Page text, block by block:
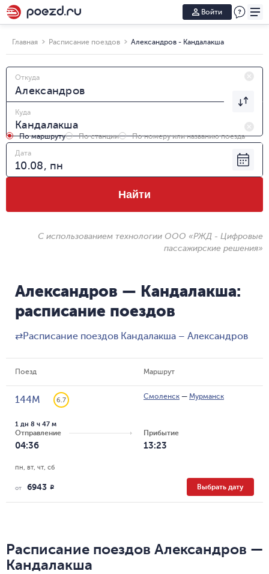
Войти
Главная Расписание поездов Александров - Кандалакша
Откуда
Куда
По маршруту По станции
По номеру или названию поезда
Дата
Найти
С использованием технологии ООО «РЖД - Цифровые
пассажирские решения»
Александров — Кандалакша:
расписание поездов
⇄Расписание поездов Кандалакша – Александров
Поезд Маршрут
144М 6.7 Смоленск — Мурманск
Отправление
04:36
1 дн 8 ч 47 м
Прибытие
13:23
пн, вт, чт, сб
от 6943 R Выбрать дату
Расписание поездов Александров —
Кандалакша